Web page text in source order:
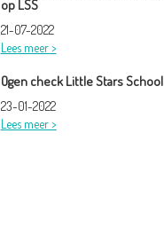
op LSS
21-07-2022
Lees meer >
Ogen check Little Stars School
23-01-2022
Lees meer >